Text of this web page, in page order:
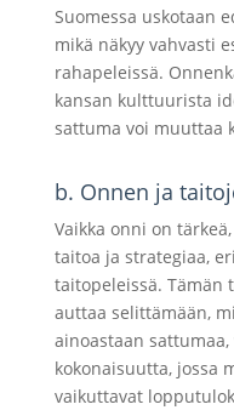
Suomessa uskotaan
mikä näkyy vahvasti
rahapeleissä.
kansan kulttuurista
sattuma voi muuttaa
b. Onnen ja
Vaikka onni on
taitoa ja strategiaa,
taitopeleissä. Tämän
auttaa selittämään,
ainoastaan
kokonaisuutta, jossa
vaikuttavat